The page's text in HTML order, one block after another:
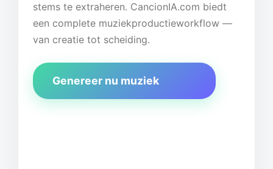
stems te extraheren. CancionIA.com biedt
een complete muziekproductieworkflow —
van creatie tot scheiding.
Genereer nu muziek